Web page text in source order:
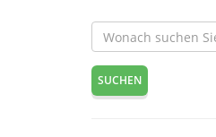
SUCHEN